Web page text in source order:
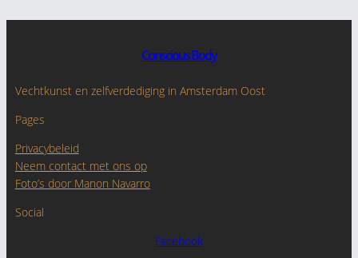
Conscious Body
Vechtkunst en zelfverdediging in Amsterdam Oost
Pages
Privacybeleid
Neem contact met ons op
Foto’s door Manon Navarro
Social
Facebook